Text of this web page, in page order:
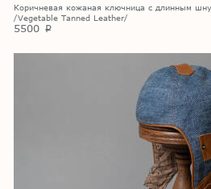
Коричневая кожаная ключница с длинным
/Vegetable Tanned Leather/
5500 p